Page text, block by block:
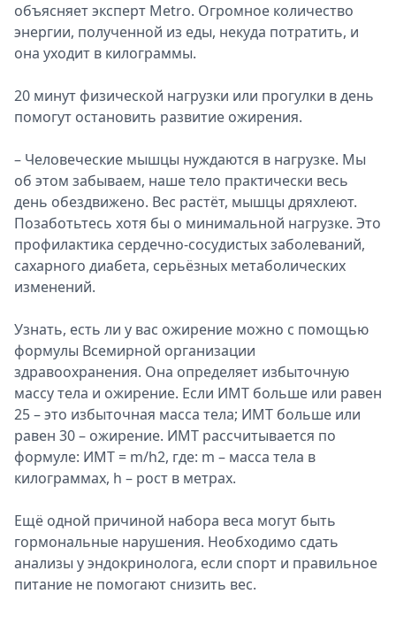
объясняет эксперт Metro. Огромное количество
энергии, полученной из еды, некуда потратить, и
она уходит в килограммы.
20 минут физической нагрузки или прогулки в день
помогут остановить развитие ожирения.
– Человеческие мышцы нуждаются в нагрузке. Мы
об этом забываем, наше тело практически весь
день обездвижено. Вес растёт, мышцы дряхлеют.
Позаботьтесь хотя бы о минимальной нагрузке. Это
профилактика сердечно-сосудистых заболеваний,
сахарного диабета, серьёзных метаболических
изменений.
Узнать, есть ли у вас ожирение можно с помощью
формулы Всемирной организации
здравоохранения. Она определяет избыточную
массу тела и ожирение. Если ИМТ больше или равен
25 – это избыточная масса тела; ИМТ больше или
равен 30 – ожирение. ИМТ рассчитывается по
формуле: ИМТ = m/h2, где: m – масса тела в
килограммах, h – рост в метрах.
Ещё одной причиной набора веса могут быть
гормональные нарушения. Необходимо сдать
анализы у эндокринолога, если спорт и правильное
питание не помогают снизить вес.